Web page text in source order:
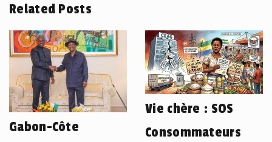
Related Posts
Gabon-Côte
Vie chère : SOS
Consommateurs